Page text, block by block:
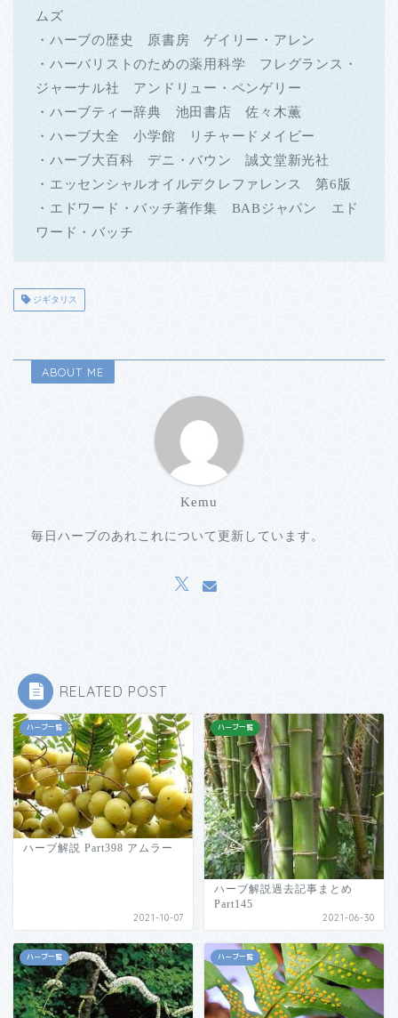
ムズ
・ハーブの歴史 原書房 ゲイリー・アレン
・ハーバリストのための薬用科学 フレグランス・
ジャーナル社 アンドリュー・ペンゲリー
・ハーブティー辞典 池田書店 佐々木薫
・ハーブ大全 小学館 リチャードメイビー
・ハーブ大百科 デニ・バウン 誠文堂新光社
・エッセンシャルオイルデクレファレンス 第6版
・エドワード・バッチ著作集 BABジャパン エド
ワード・バッチ
ジギタリス
ABOUT ME
Kemu
毎日ハーブのあれこれについて更新しています。
RELATED POST
ハーブ一覧
ハーブ解説 Part398 アムラー
2021-10-07
ハーブ一覧
ハーブ解説過去記事まとめ
Part145
2021-06-30
ハーブ一覧 ハーブ一覧